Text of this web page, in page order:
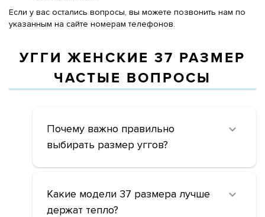
Если у вас остались вопросы, вы можете позвонить нам по
указанным на сайте номерам телефонов.
УГГИ ЖЕНСКИЕ 37 РАЗМЕР
ЧАСТЫЕ ВОПРОСЫ
Почему важно правильно
выбирать размер уггов?
Какие модели 37 размера лучше
держат тепло?